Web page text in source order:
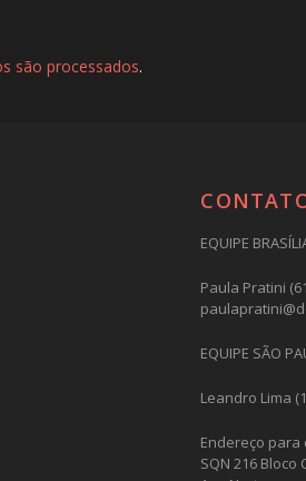
são processados.
EQUIPE
Paula Pratini
EQUIPE SÃO
Leandro Lima
Endereço
SQN 216 Bloco